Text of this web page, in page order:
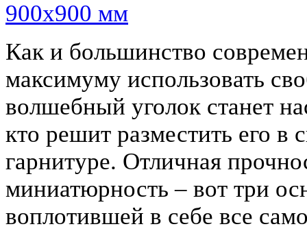
Как и большинство
максимуму использовать
волшебный уголок станет
кто решит разместить его в
гарнитуре. Отличная
миниатюрность – вот три
воплотившей в себе все